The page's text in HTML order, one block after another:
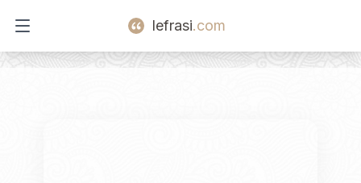
Open main menu
lefrasi.com